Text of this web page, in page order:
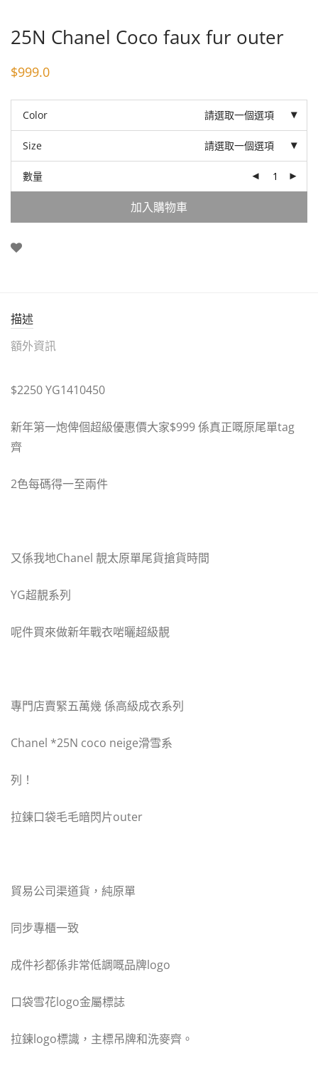
25N Chanel Coco faux fur outer
$999.0
Color 請選取一個選項
Size 請選取一個選項
數量
加入購物車
描述
額外資訊
$2250 YG1410450
新年第一炮俾個超級優惠價大家$999 係真正嘅原尾單tag
齊
2色每碼得一至兩件
又係我地Chanel 靚太原單尾貨搶貨時間
YG超靚系列
呢件買來做新年戰衣啱曬超級靚
專門店賣緊五萬幾 係高級成衣系列
Chanel *25N coco neige滑雪系
列！
拉鍊口袋毛毛暗閃片outer
貿易公司渠道貨，純原單
同步專櫃一致
成件衫都係非常低調嘅品牌logo
口袋雪花logo金屬標誌
拉鍊logo標識，主標吊牌和洗麥齊。